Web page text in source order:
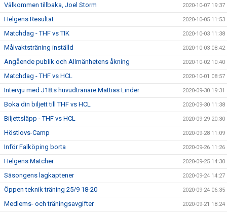
Välkommen tillbaka, Joel Storm 2020-10-07 19:37
Helgens Resultat 2020-10-05 11:53
Matchdag - THF vs TIK 2020-10-03 11:38
Målvaktsträning inställd 2020-10-03 08:42
Angående publik och Allmänhetens åkning 2020-10-02 10:40
Matchdag - THF vs HCL 2020-10-01 08:57
Intervju med J18:s huvudtränare Mattias Linder 2020-09-30 19:31
Boka din biljett till THF vs HCL 2020-09-30 11:38
Biljettsläpp - THF vs HCL 2020-09-29 20:30
Höstlovs-Camp 2020-09-28 11:09
Inför Falköping borta 2020-09-26 11:26
Helgens Matcher 2020-09-25 14:30
Säsongens lagkaptener 2020-09-24 14:27
Öppen teknik träning 25/9 18-20 2020-09-24 06:35
Medlems- och träningsavgifter 2020-09-21 18:24